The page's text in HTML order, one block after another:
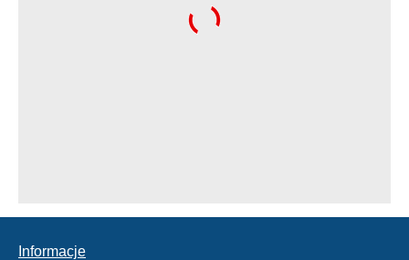
Informacje